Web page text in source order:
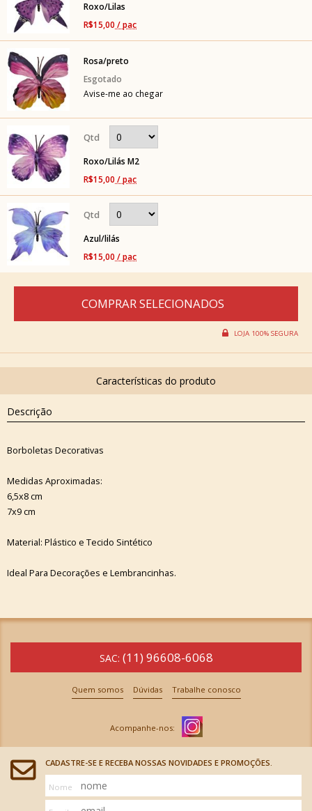
Roxo/Lilas
R$15,00 / pac
Rosa/preto
Avise-me ao chegar
Roxo/Lilás M2
R$15,00 / pac
Azul/lilás
R$15,00 / pac
Descrição
Borboletas Decorativas
Medidas Aproximadas:
6,5x8 cm
7x9 cm
Material: Plástico e Tecido Sintético
Ideal Para Decorações e Lembrancinhas.
SAC: (11) 96608-6068
Quem somos Dúvidas Trabalhe conosco
CADASTRE-SE E RECEBA NOSSAS NOVIDADES E PROMOÇÕES.
Nome